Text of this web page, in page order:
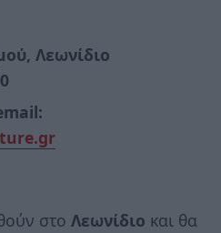
Λεωνίδιο
στο Λεωνίδιο και θα